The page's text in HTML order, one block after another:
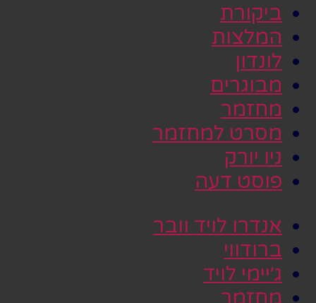
ביקורת
המלצות
לונדון
מבוגרים
מחזמר
מסרט למחזמר
ניו יורק
פוסט דעה
אנדרו לויד וובר
ברודווי
ג׳יימי לויד
מחזמר